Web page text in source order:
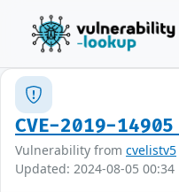
CVE-2019-14905
Vulnerability from cvelistv5
Updated: 2024-08-05 00:34